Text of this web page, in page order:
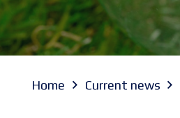
Home Current news